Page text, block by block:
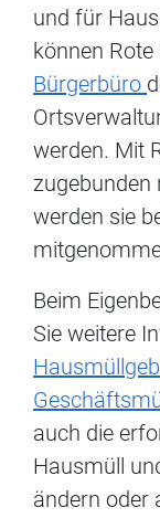
und für
können
Bürgerbüro
werden. Mit
zugebunden
werden sie
Beim
Sie weitere
auch die
Hausmüll
ändern oder